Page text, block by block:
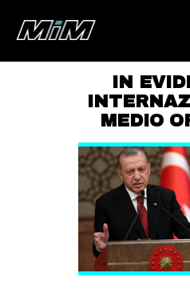
GAZA
CSOA
IN
MEDIO